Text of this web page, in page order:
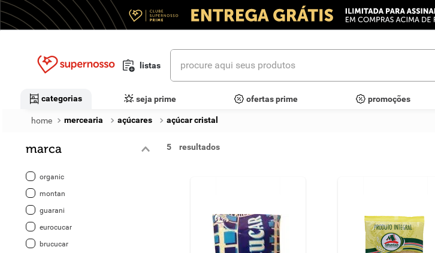
listas
procure aqui seus produtos
categorias seja prime ofertas prime promoções
mercearia açúcares açúcar cristal
marca
organic
montan
guarani
eurocucar
brucucar
5
termos mais buscados